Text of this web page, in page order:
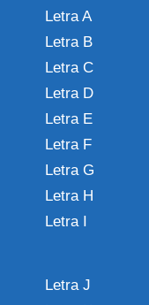
Letra A
Letra B
Letra C
Letra D
Letra E
Letra F
Letra G
Letra H
Letra I
Letra J